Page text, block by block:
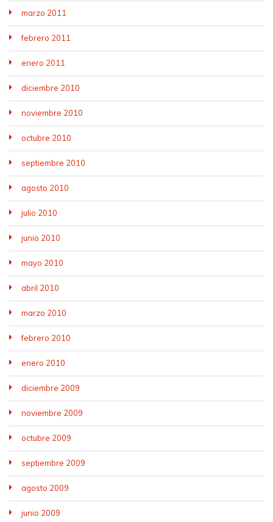
marzo 2011
febrero 2011
enero 2011
diciembre 2010
noviembre 2010
octubre 2010
septiembre 2010
agosto 2010
julio 2010
junio 2010
mayo 2010
abril 2010
marzo 2010
febrero 2010
enero 2010
diciembre 2009
noviembre 2009
octubre 2009
septiembre 2009
agosto 2009
junio 2009